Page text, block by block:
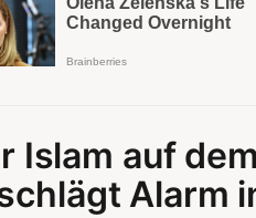
Islam auf dem
Alarm